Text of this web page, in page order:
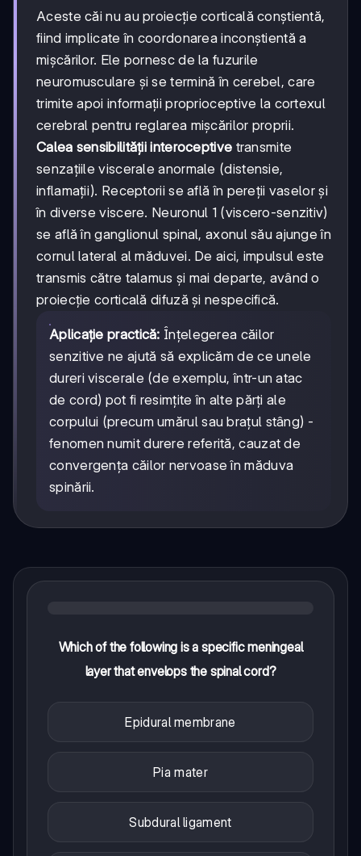
Aceste căi nu au proiecție corticală conștientă,
fiind implicate în coordonarea inconștientă a
mișcărilor. Ele pornesc de la fuzurile
neuromusculare și se termină în cerebel, care
trimite apoi informații proprioceptive la cortexul
cerebral pentru reglarea mișcărilor proprii.
Calea sensibilității interoceptive transmite
senzațiile viscerale anormale (distensie,
inflamații). Receptorii se află în pereții vaselor și
în diverse viscere. Neuronul 1 (viscero-senzitiv)
se află în ganglionul spinal, axonul său ajunge în
cornul lateral al măduvei. De aici, impulsul este
transmis către talamus și mai departe, având o
proiecție corticală difuză și nespecifică.
Aplicație practică: Înțelegerea căilor
senzitive ne ajută să explicăm de ce unele
dureri viscerale (de exemplu, într-un atac
de cord) pot fi resimțite în alte părți ale
corpului (precum umărul sau brațul stâng) -
fenomen numit durere referită, cauzat de
convergența căilor nervoase în măduva
spinării.
Which of the following is a specific meningeal
layer that envelops the spinal cord?
Epidural membrane
Pia mater
Subdural ligament